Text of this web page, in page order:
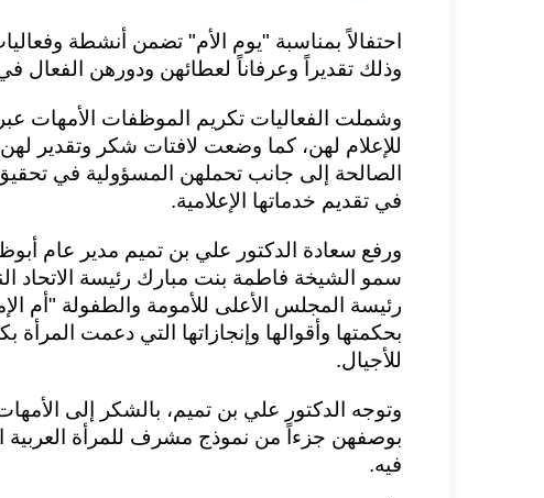
احتفالاً بمناسبة "يوم الأم" تضمن أنشطة
وذلك تقديراً وعرفاناً لعطائهن ودورهن الفعال
وشملت الفعاليات تكريم الموظفات الأمهات
للإعلام لهن، كما وضعت لافتات شكر وتقدير
الصالحة إلى جانب تحملهن المسؤولية في
في تقديم خدماتها الإعلامية.
ورفع سعادة الدكتور علي بن تميم مدير عام
سمو الشيخة فاطمة بنت مبارك رئيسة الاتحاد
رئيسة المجلس الأعلى للأمومة والطفولة "أم
بحكمتها وأقوالها وإنجازاتها التي دعمت
للأجيال.
وتوجه الدكتور علي بن تميم، بالشكر إلى
بوصفهن جزءاً من نموذج مشرف للمرأة
فيه.